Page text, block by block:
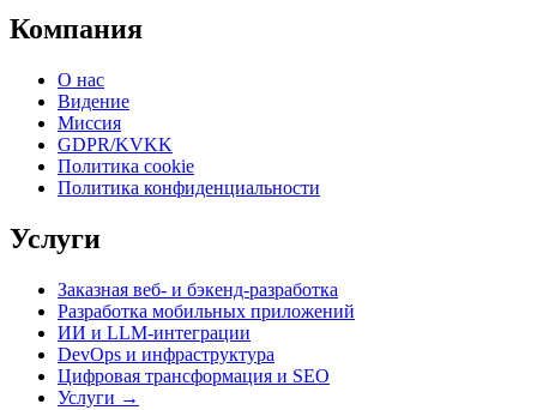
Компания
О нас
Видение
Миссия
GDPR/KVKK
Политика cookie
Политика конфиденциальности
Услуги
Заказная веб- и бэкенд-разработка
Разработка мобильных приложений
ИИ и LLM-интеграции
DevOps и инфраструктура
Цифровая трансформация и SEO
Услуги →